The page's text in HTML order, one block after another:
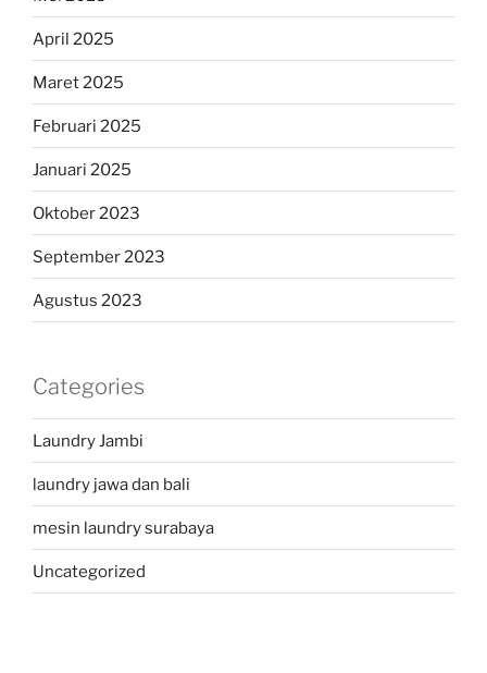
April 2025
Maret 2025
Februari 2025
Januari 2025
Oktober 2023
September 2023
Agustus 2023
Categories
Laundry Jambi
laundry jawa dan bali
mesin laundry surabaya
Uncategorized